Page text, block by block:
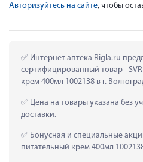
Авторизуйтесь на сайте, чтобы
Интернет аптека Rigla.ru
сертифицированный товар - SVR
крем 400мл 1002138 в г.
Цена на товары указана без
доставки.
Бонусная и специальные
питательный крем 400мл